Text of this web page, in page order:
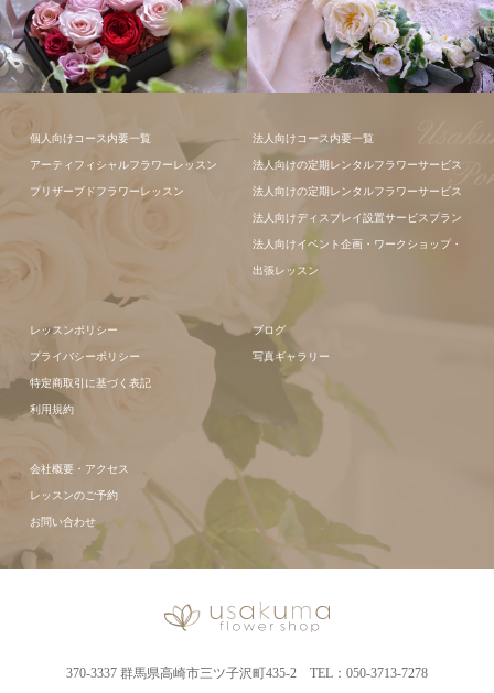
ギャラリー全
ト
個人向けコース内要一覧
アーティフィシャルフラワーレッスン
プリザーブドフラワーレッスン
法人向けコース内要一覧
法人向けの定期レンタルフラワーサービス
法人向けの定期レンタルフラワーサービス
法人向けディスプレイ設置サービスプラン
法人向けイベント企画・ワークショップ・
出張レッスン
レッスンポリシー
プライバシーポリシー
特定商取引に基づく表記
利用規約
ブログ
写真ギャラリー
会社概要・アクセス
レッスンのご予約
お問い合わせ
370-3337 群馬県高崎市三ツ子沢町435-2 TEL：050-3713-7278